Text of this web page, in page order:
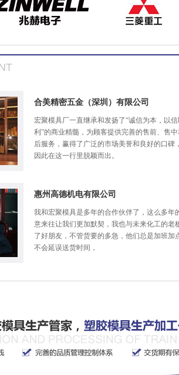
合美精密五金（深圳）有限公司
宏聚模具厂一直继承和发扬了“诚信为本，以信
利”的商业精髓，为顾客提供完善的售前、售
后服务，赢得了广泛的市场美誉和良好的口碑
因此在这一行里脱颖而出。
惠州高德机电有限公司
我和宏聚模具是多年的合作伙伴了，这么多年
意来往让我们更加默契，我也与未来化工的老
了好朋友，不管货要的多急，他们总是加班加
不会延误送货时间，